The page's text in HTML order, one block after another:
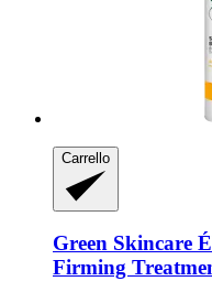
Carrello
Green Skincare
Firming